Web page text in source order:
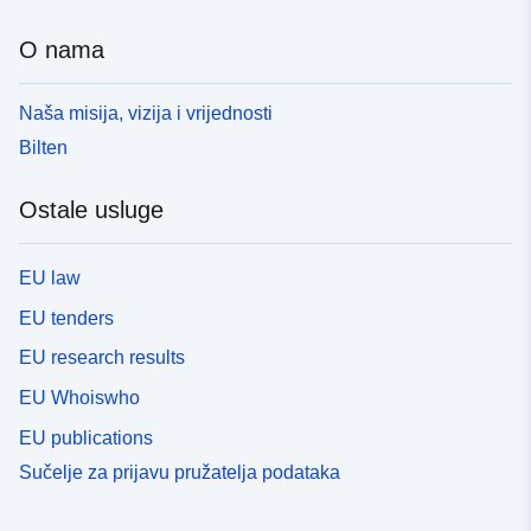
O nama
Naša misija, vizija i vrijednosti
Bilten
Ostale usluge
EU law
EU tenders
EU research results
EU Whoiswho
EU publications
Sučelje za prijavu pružatelja podataka